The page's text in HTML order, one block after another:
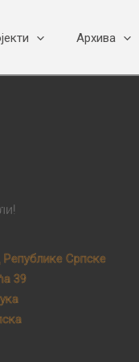
Архива
Српске
39